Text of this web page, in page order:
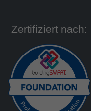
Zertifiziert nach: